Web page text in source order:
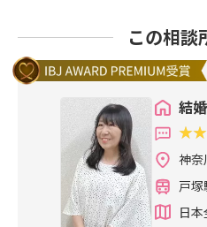
この相談
結
神奈
戸
日